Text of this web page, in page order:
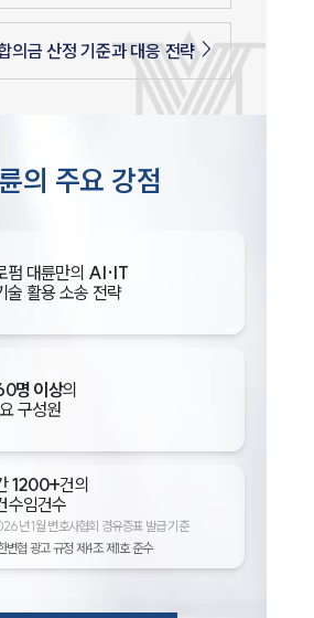
의금 산정 기준과 대응 전략
의 주요 강점
펌 대륜만의 AI·IT
술 활용 소송 전략
명 이상의
구성원
1200+건의
수임건수
년 1월 변호사협회 경유증표 발급 기준
변협 광고 규정 제4조 제1호 준수